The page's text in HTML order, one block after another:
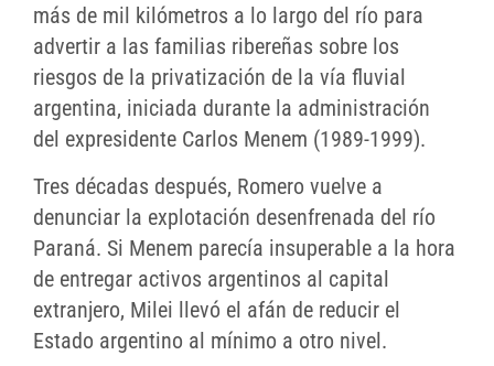
más de mil kilómetros a lo largo del río para
advertir a las familias ribereñas sobre los
riesgos de la privatización de la vía fluvial
argentina, iniciada durante la administración
del expresidente Carlos Menem (1989-1999).
Tres décadas después, Romero vuelve a
denunciar la explotación desenfrenada del río
Paraná. Si Menem parecía insuperable a la hora
de entregar activos argentinos al capital
extranjero, Milei llevó el afán de reducir el
Estado argentino al mínimo a otro nivel.